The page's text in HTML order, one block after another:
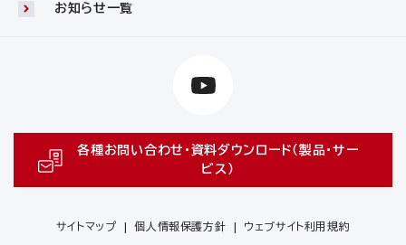
お知らせ一覧
各種お問い合わせ・資料ダウンロード（製品・サー
ビス）
サイトマップ 個人情報保護方針 ウェブサイト利用規約